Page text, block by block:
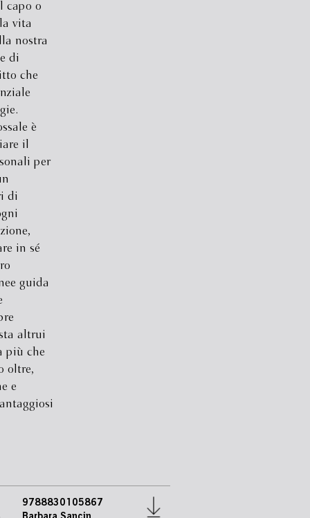
capo o
vita
nostra
di
che
è
il
per
di
in sé
guida
altrui
più che
oltre,
e
9788830105867